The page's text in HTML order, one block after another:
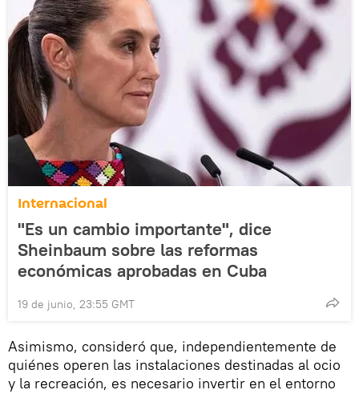
Internacional
"Es un cambio importante", dice
Sheinbaum sobre las reformas
económicas aprobadas en Cuba
19 de junio, 23:55 GMT
Asimismo, consideró que, independientemente de
quiénes operen las instalaciones destinadas al ocio
y la recreación, es necesario invertir en el entorno